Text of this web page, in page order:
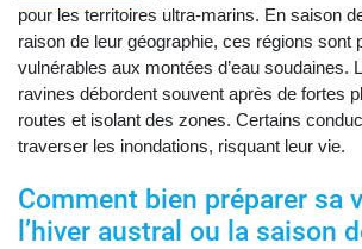
pour les territoires ultra-marins. En saison
raison de leur géographie, ces régions sont
vulnérables aux montées d’eau soudaines.
ravines débordent souvent après de fortes
routes et isolant des zones. Certains
traverser les inondations, risquant leur vie.
Comment bien préparer sa
l’hiver austral ou la saison